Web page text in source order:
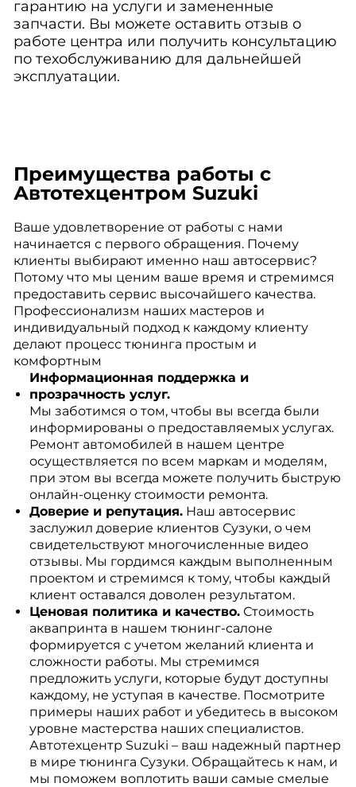
гарантию на услуги и замененные
запчасти. Вы можете оставить отзыв о
работе центра или получить консультацию
по техобслуживанию для дальнейшей
эксплуатации.
Преимущества работы с
Автотехцентром Suzuki
Ваше удовлетворение от работы с нами
начинается с первого обращения. Почему
клиенты выбирают именно наш автосервис?
Потому что мы ценим ваше время и стремимся
предоставить сервис высочайшего качества.
Профессионализм наших мастеров и
индивидуальный подход к каждому клиенту
делают процесс тюнинга простым и
комфортным
Информационная поддержка и
прозрачность услуг.
Мы заботимся о том, чтобы вы всегда были
информированы о предоставляемых услугах.
Ремонт автомобилей в нашем центре
осуществляется по всем маркам и моделям,
при этом вы всегда можете получить быструю
онлайн-оценку стоимости ремонта.
Доверие и репутация.Наш автосервис
заслужил доверие клиентов Сузуки, о чем
свидетельствуют многочисленные видео
отзывы. Мы гордимся каждым выполненным
проектом и стремимся к тому, чтобы каждый
клиент оставался доволен результатом.
Ценовая политика и качество.Стоимость
аквапринта в нашем тюнинг-салоне
формируется с учетом желаний клиента и
сложности работы. Мы стремимся
предложить услуги, которые будут доступны
каждому, не уступая в качестве. Посмотрите
примеры наших работ и убедитесь в высоком
уровне мастерства наших специалистов.
Автотехцентр Suzuki – ваш надежный партнер
в мире тюнинга Сузуки. Обращайтесь к нам, и
мы поможем воплотить ваши самые смелые